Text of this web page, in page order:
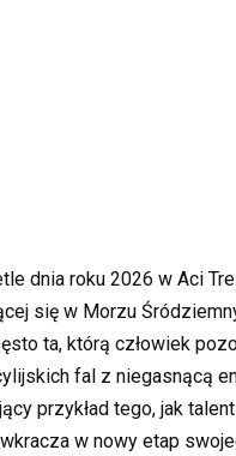
dnia roku 2026 w Aci
się w Morzu
ta, którą człowiek
fal z niegasnącą
przykład tego, jak
w nowy etap